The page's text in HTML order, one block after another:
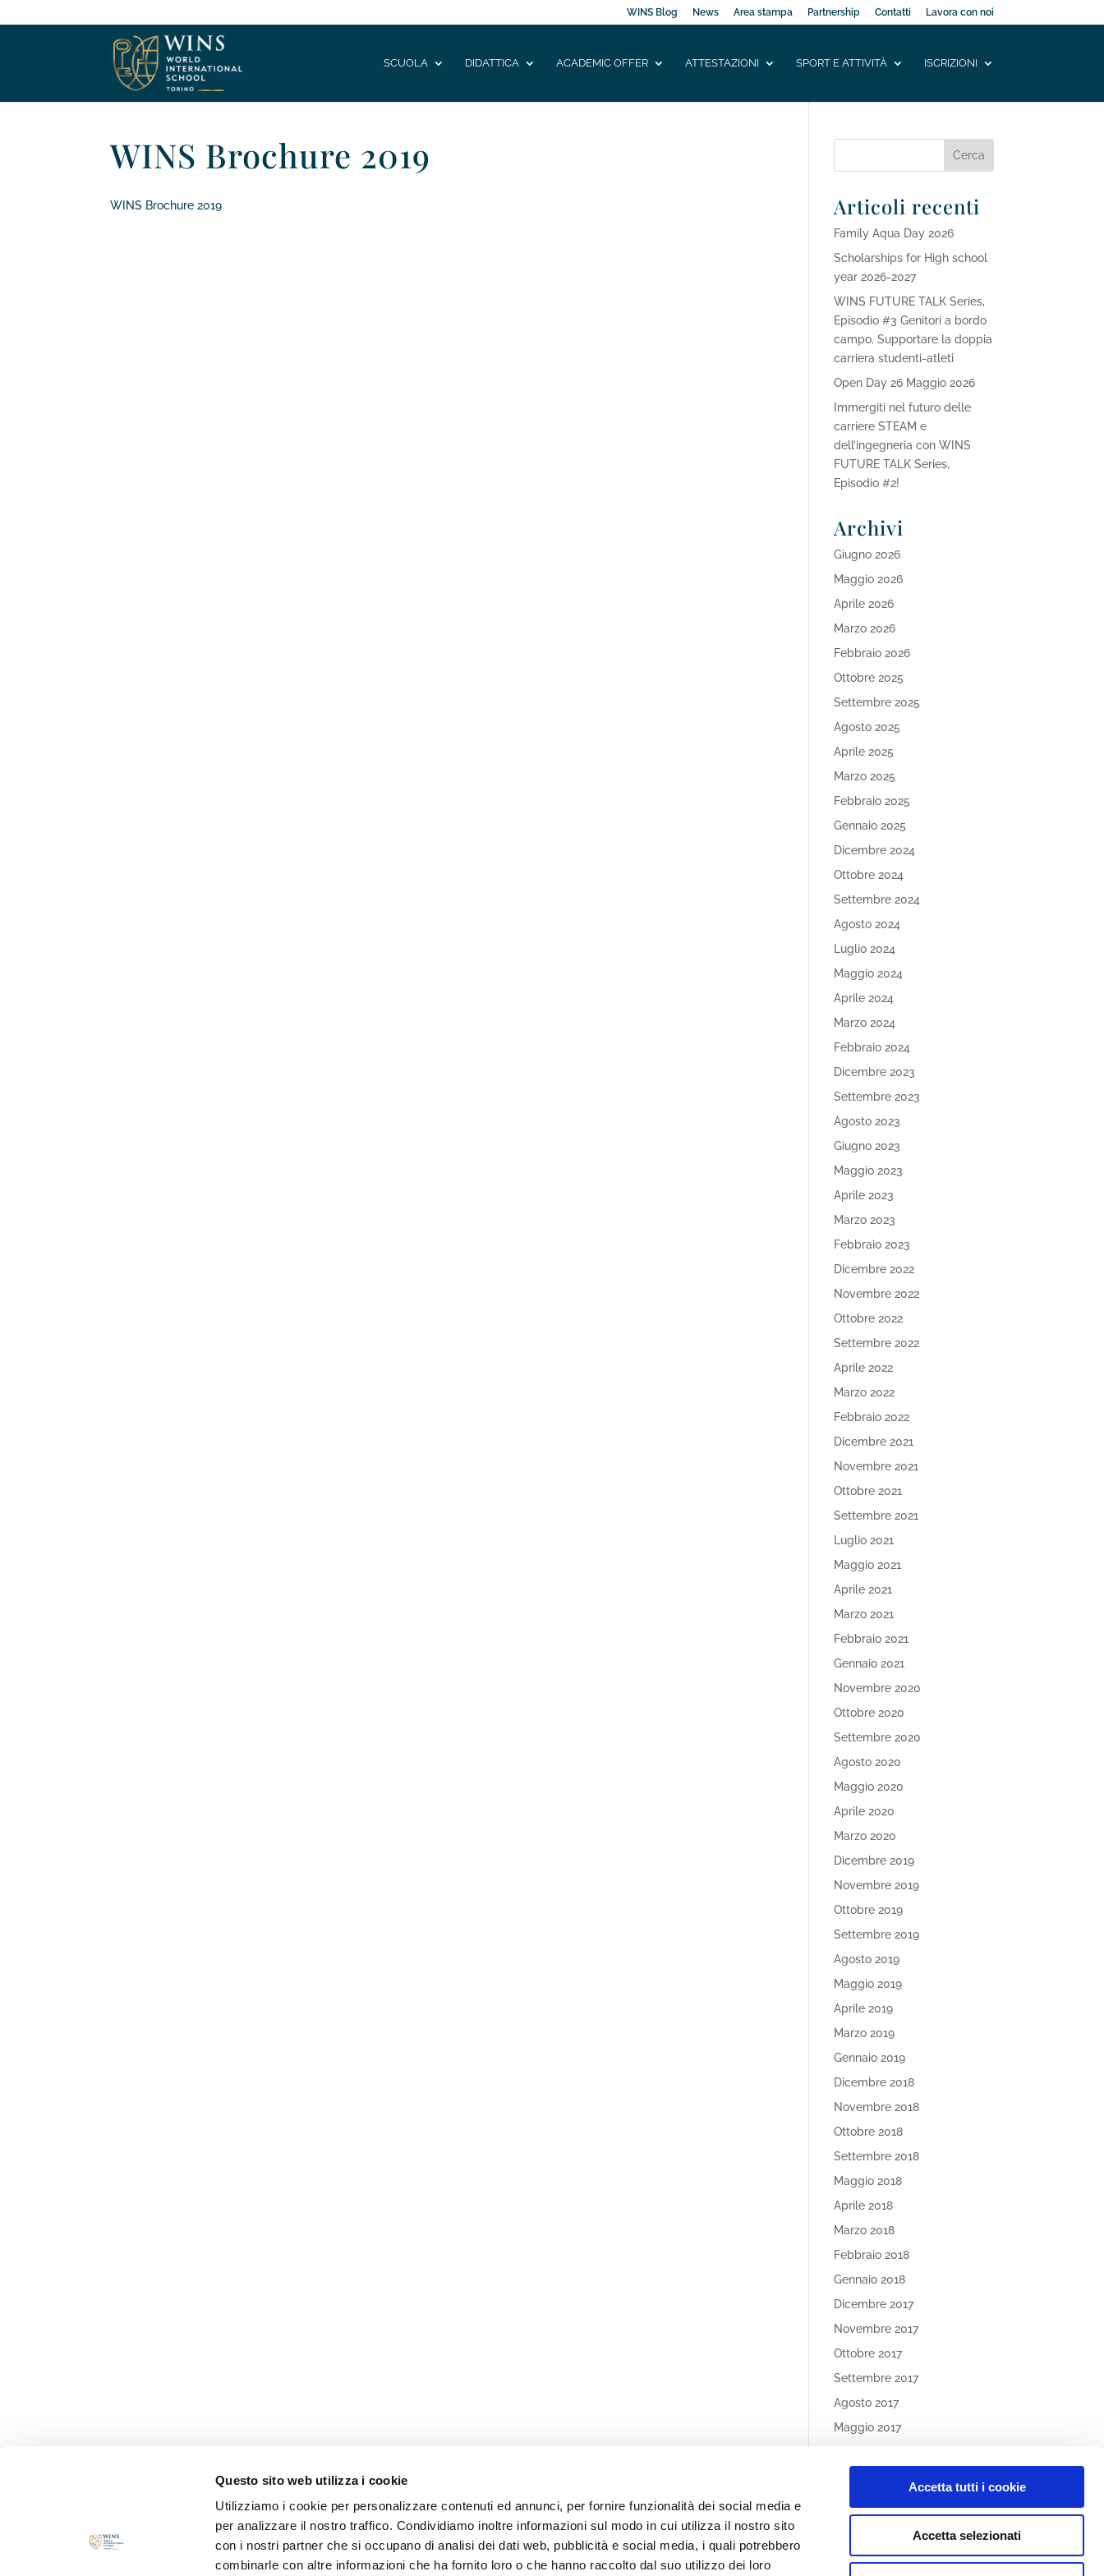
Questo sito web utilizza i cookie
Utilizziamo i cookie per personalizzare contenuti ed annunci, per fornire funzionalità dei social media e
per analizzare il nostro traffico. Condividiamo inoltre informazioni sul modo in cui utilizza il nostro sito
con i nostri partner che si occupano di analisi dei dati web, pubblicità e social media, i quali potrebbero
combinarle con altre informazioni che ha fornito loro o che hanno raccolto dal suo utilizzo dei loro
Accetta tutti i cookie
Accetta selezionati
WINS Blog News Area stampa Partnership Contatti Lavora con noi
SCUOLA DIDATTICA ACADEMIC OFFER ATTESTAZIONI SPORT E ATTIVITÀ ISCRIZIONI
WINS Brochure 2019
WINS Brochure 2019 Articoli recenti
Family Aqua Day 2026
Scholarships for High school
year 2026-2027
WINS FUTURE TALK Series,
Episodio #3 Genitori a bordo
campo. Supportare la doppia
carriera studenti-atleti
Open Day 26 Maggio 2026
Immergiti nel futuro delle
carriere STEAM e
dell’ingegneria con WINS
FUTURE TALK Series,
Episodio #2!
Archivi
Giugno 2026
Maggio 2026
Aprile 2026
Marzo 2026
Febbraio 2026
Ottobre 2025
Settembre 2025
Agosto 2025
Aprile 2025
Marzo 2025
Febbraio 2025
Gennaio 2025
Dicembre 2024
Ottobre 2024
Settembre 2024
Agosto 2024
Luglio 2024
Maggio 2024
Aprile 2024
Marzo 2024
Febbraio 2024
Dicembre 2023
Settembre 2023
Agosto 2023
Giugno 2023
Maggio 2023
Aprile 2023
Marzo 2023
Febbraio 2023
Dicembre 2022
Novembre 2022
Ottobre 2022
Settembre 2022
Aprile 2022
Marzo 2022
Febbraio 2022
Dicembre 2021
Novembre 2021
Ottobre 2021
Settembre 2021
Luglio 2021
Maggio 2021
Aprile 2021
Marzo 2021
Febbraio 2021
Gennaio 2021
Novembre 2020
Ottobre 2020
Settembre 2020
Agosto 2020
Maggio 2020
Aprile 2020
Marzo 2020
Dicembre 2019
Novembre 2019
Ottobre 2019
Settembre 2019
Agosto 2019
Maggio 2019
Aprile 2019
Marzo 2019
Gennaio 2019
Dicembre 2018
Novembre 2018
Ottobre 2018
Settembre 2018
Maggio 2018
Aprile 2018
Marzo 2018
Febbraio 2018
Gennaio 2018
Dicembre 2017
Novembre 2017
Ottobre 2017
Settembre 2017
Agosto 2017
Maggio 2017
Categories
Nessuna categoria